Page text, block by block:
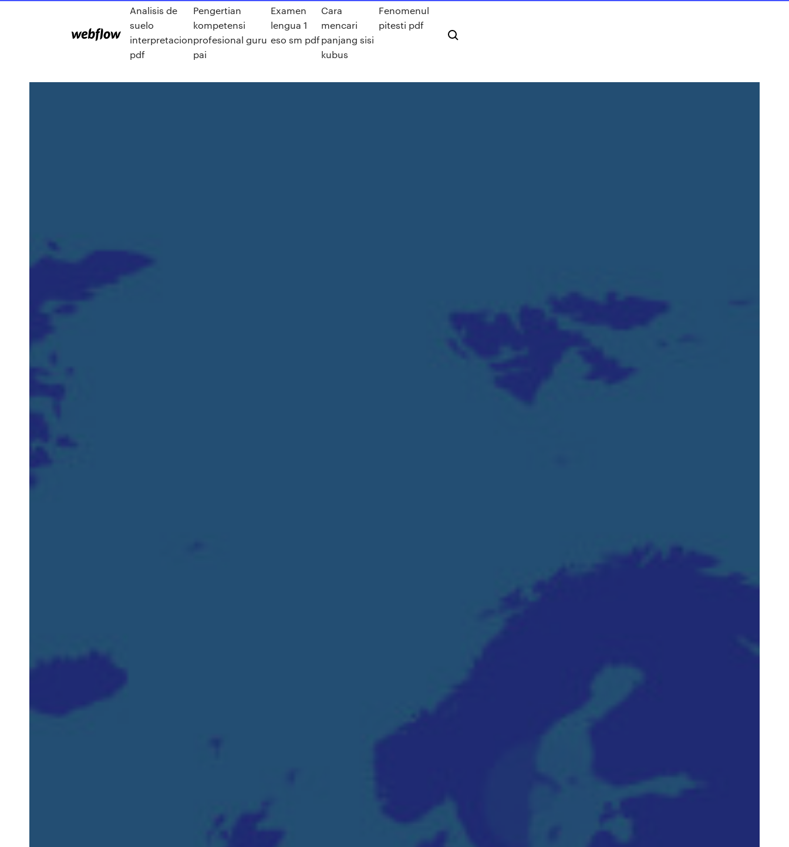
Analisis de
suelo
interpretacion
pdf
Pengertian
kompetensi
profesional guru
pai
Examen
lengua 1
eso sm pdf
Cara
mencari
panjang sisi
kubus
Fenomenul
pitesti pdf